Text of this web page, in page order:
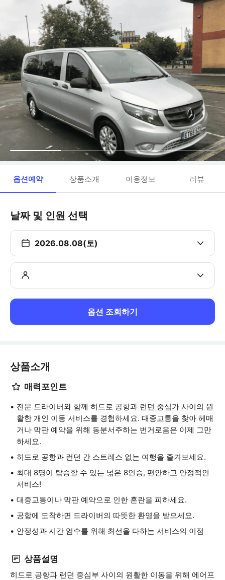
옵션예약 상품소개 이용정보 리뷰
날짜 및 인원 선택
2026.08.08(토)
옵션 조회하기
상품소개
매력포인트
전문 드라이버와 함께 히드로 공항과 런던 중심가 사이의 원
활한 개인 이동 서비스를 경험하세요. 대중교통을 찾아 헤매
거나 막판 예약을 위해 동분서주하는 번거로움은 이제 그만
하세요.
히드로 공항과 런던 간 스트레스 없는 여행을 즐겨보세요.
최대 8명이 탑승할 수 있는 넓은 8인승, 편안하고 안정적인
서비스!
대중교통이나 막판 예약으로 인한 혼란을 피하세요.
공항에 도착하면 드라이버의 따뜻한 환영을 받으세요.
안정성과 시간 엄수를 위해 최선을 다하는 서비스의 이점
상품설명
히드로 공항과 런던 중심부 사이의 원활한 이동을 위해 에어프